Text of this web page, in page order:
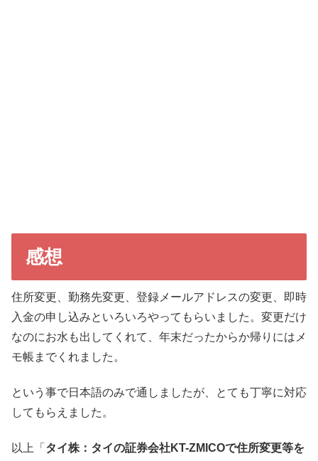
感想
住所変更、勤務先変更、登録メールアドレスの変更、即時
入金の申し込みといろいろやってもらいました。変更だけ
なのにお水も出してくれて、年末だったからか帰りにはメ
モ帳までくれました。
という事で日本語のみで通しましたが、とても丁寧に対応
してもらえました。
以上「 タイ株：タイの証券会社KT-ZMICOで住所変更等を